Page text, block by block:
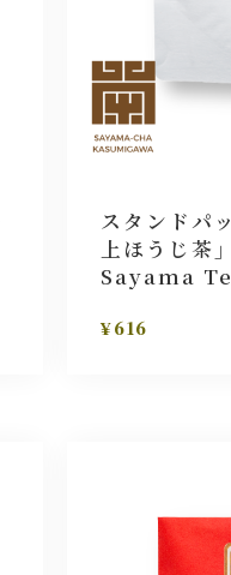
スタンドパ
上ほうじ
Sayama
¥616